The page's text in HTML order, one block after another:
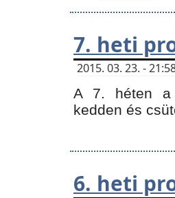
7. heti
2015. 03. 23. -
A 7. héten a
kedden és
6. heti